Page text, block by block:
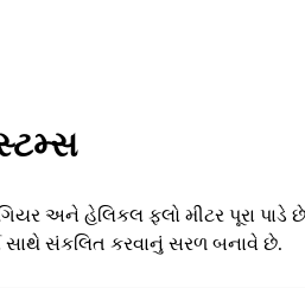
અને હેલિકલ ફ્લો મીટર પૂરા પાડે
સંકલિત કરવાનું સરળ બનાવે છે.